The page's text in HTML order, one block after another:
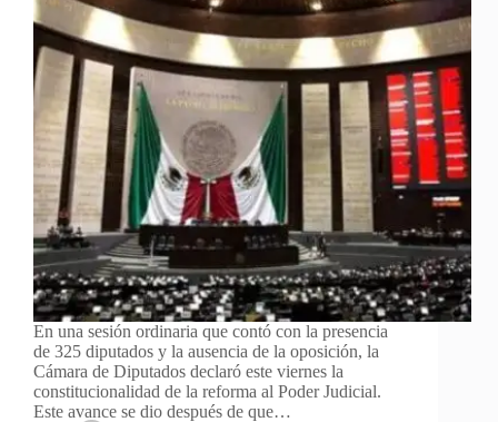
En una sesión ordinaria que contó con la presencia
de 325 diputados y la ausencia de la oposición, la
Cámara de Diputados declaró este viernes la
constitucionalidad de la reforma al Poder Judicial.
Este avance se dio después de que…